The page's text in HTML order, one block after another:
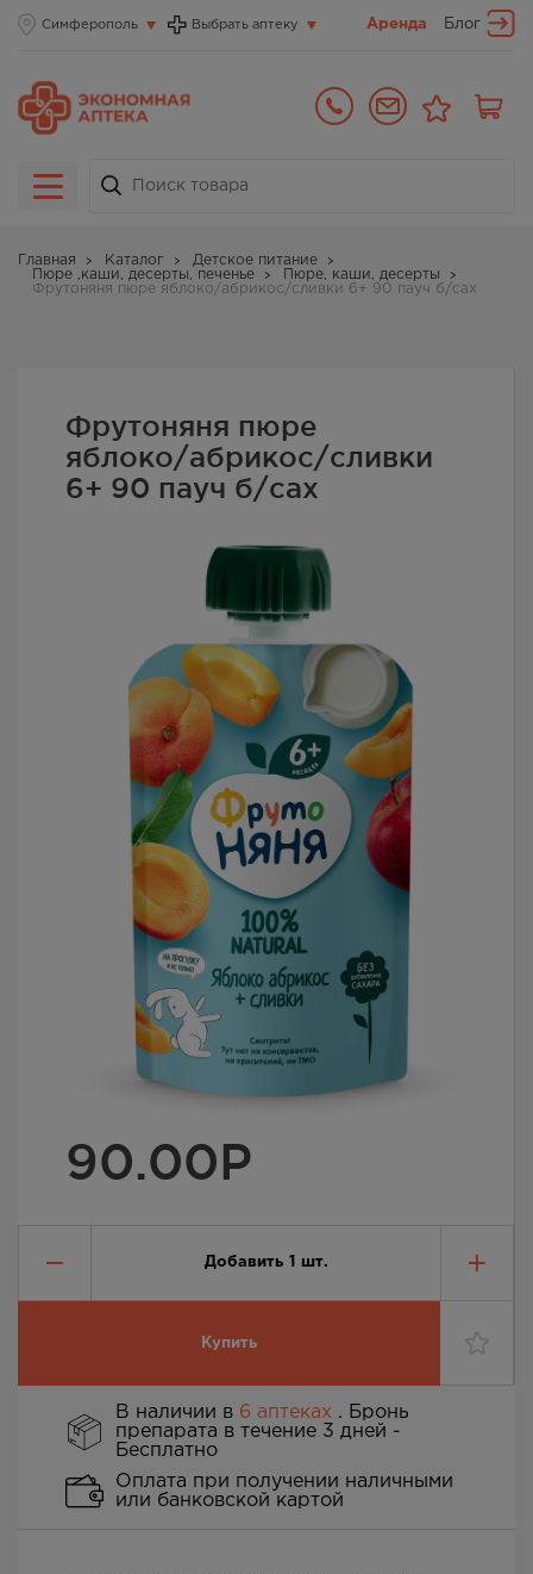
Симферополь Выбрать аптеку Аренда Блог
Главная Каталог
Детское питание
Пюре ,каши, десерты, печенье
Пюре, каши, десерты
Фрутоняня пюре яблоко/абрикос/сливки 6+ 90 пауч б/сах
Фрутоняня пюре
яблоко/абрикос/сливки
6+ 90 пауч б/сах
90.00Р
Добавить шт.
Купить
В наличии в 6 аптеках . Бронь
препарата в течение 3 дней -
Бесплатно
Оплата при получении наличными
или банковской картой